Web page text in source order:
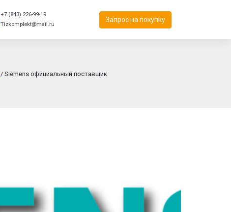
+7 (843) 226-99-19
Tizkomplekt@mail.ru
Запрос на покупку
/ Siemens официальный поставщик